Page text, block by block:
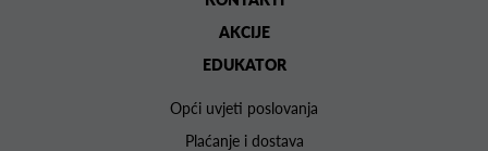
AKCIJE
EDUKATOR
Opći uvjeti poslovanja
Plaćanje i dostava